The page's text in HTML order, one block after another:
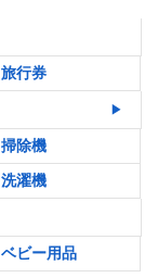
旅行券
掃除機
洗濯機
ベビー用品